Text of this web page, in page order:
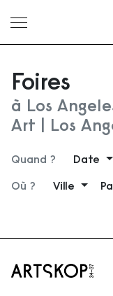
Ouvrir le menu
Foires
à Los
Art | Los
Quand ?
Date
Où ?
Ville